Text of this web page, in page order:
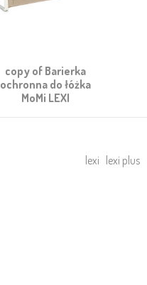
copy of Barierka
ochronna do łóżka
MoMi LEXI
lexi lexi plus